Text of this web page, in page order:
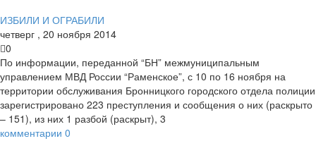
ИЗБИЛИ И ОГРАБИЛИ
четверг , 20 ноября 2014
0
По информации, переданной “БН” межмуниципальным
управлением МВД России “Раменское”, с 10 по 16 ноября на
территории обслуживания Бронницкого городского отдела полиции
зарегистрировано 223 преступления и сообщения о них (раскрыто
– 151), из них 1 разбой (раскрыт), 3
комментарии 0